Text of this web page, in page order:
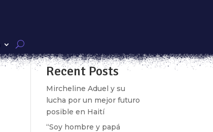
Recent Posts
Mircheline Aduel y su
lucha por un mejor futuro
posible en Haití
“Soy hombre y papá